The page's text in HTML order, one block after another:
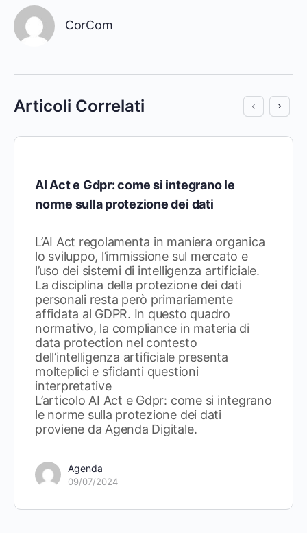
CorCom
Articoli Correlati
AI Act e Gdpr: come si integrano le
norme sulla protezione dei dati
L’AI Act regolamenta in maniera organica
lo sviluppo, l’immissione sul mercato e
l’uso dei sistemi di intelligenza artificiale.
La disciplina della protezione dei dati
personali resta però primariamente
affidata al GDPR. In questo quadro
normativo, la compliance in materia di
data protection nel contesto
dell’intelligenza artificiale presenta
molteplici e sfidanti questioni
interpretative
L’articolo AI Act e Gdpr: come si integrano
le norme sulla protezione dei dati
proviene da Agenda Digitale.
Agenda
09/07/2024